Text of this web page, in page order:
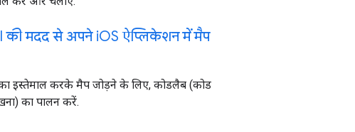
की मदद से अपने iOS ऐप्लिकेशन में मैप
इस्तेमाल करके मैप जोड़ने के लिए, कोडलैब (कोड
का पालन करें.